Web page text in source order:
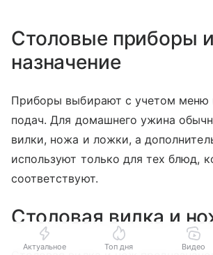
Столовые приборы
назначение
Приборы выбирают с учетом меню
подач. Для домашнего ужина
вилки, ножа и ложки, а
используют только для тех блюд,
соответствуют.
Столовая вилка и
Актуальное Топ дня Видео